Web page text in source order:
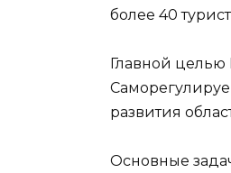
более 40
Главной
развития
Основные